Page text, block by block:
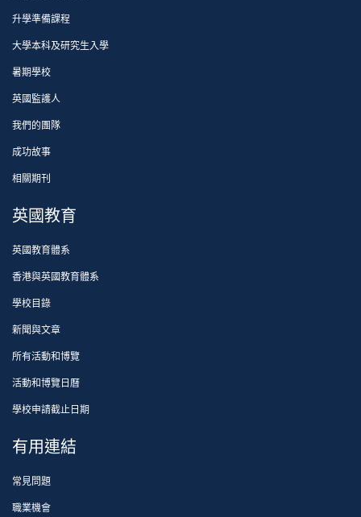
升學準備課程
大學本科及研究生入學
暑期學校
英國監護人
我們的團隊
成功故事
相關期刊
英國教育
英國教育體系
香港與英國教育體系
學校目錄
新聞與文章
所有活動和博覽
活動和博覽日曆
學校申請截止日期
有用連結
常見問題
職業機會